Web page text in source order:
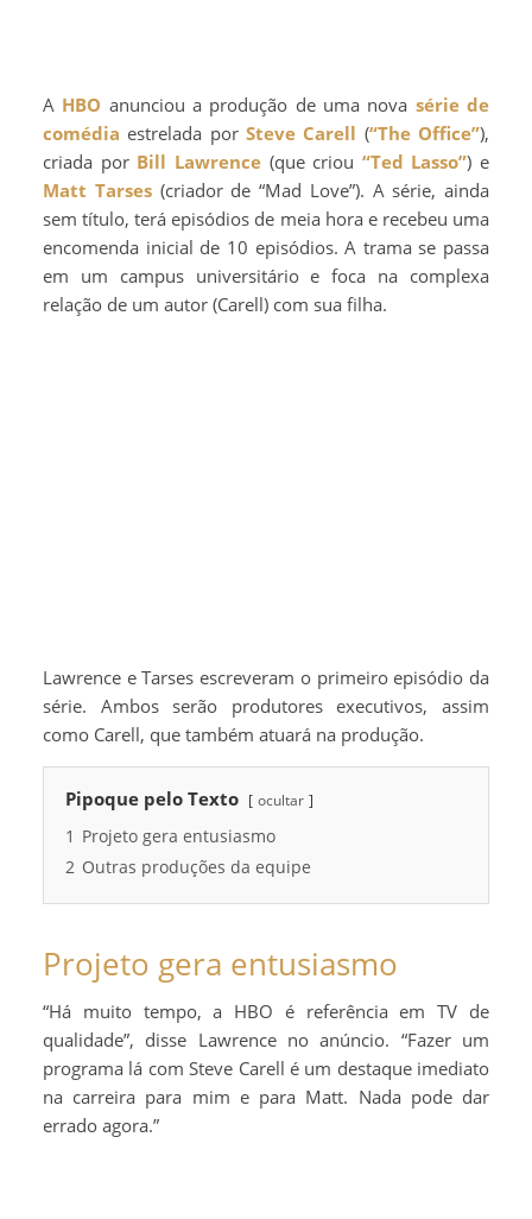
HBO anunciou a produção de uma nova série de
comédia estrelada por Steve Carell (“The Office”),
criada por Bill Lawrence(que criou “Ted Lasso”) e
Matt Tarses(criador de “Mad Love”). A série, ainda
sem título, terá episódios de meia hora e recebeu uma
encomenda inicial de 10 episódios. A trama se passa
em um campus universitário e foca na complexa
relação de um autor (Carell) com sua filha.
Lawrence e Tarses escreveram o primeiro episódio da
série. Ambos serão produtores executivos, assim
como Carell, que também atuará na produção.
Pipoque pelo Texto ocultar
1 Projeto gera entusiasmo
2 Outras produções da equipe
Projeto gera entusiasmo
“Há muito tempo, a HBO é referência em TV de
qualidade”, disse Lawrence no anúncio. “Fazer um
programa lá com Steve Carell é um destaque imediato
na carreira para mim e para Matt. Nada pode dar
errado agora.”